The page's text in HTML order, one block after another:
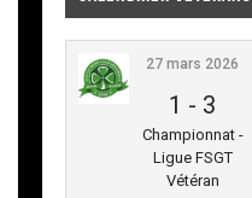
27 mars 2026
1 - 3
Championnat -
Ligue FSGT
Vétéran